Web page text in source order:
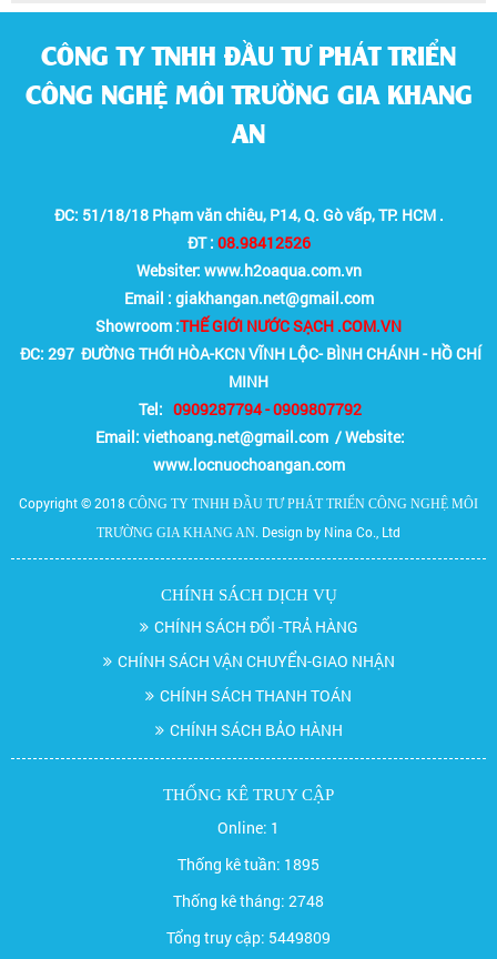
CÔNG TY TNHH ĐẦU TƯ PHÁT TRIỂN
CÔNG NGHỆ MÔI TRƯỜNG GIA KHANG
AN
ĐC: 51/18/18 Phạm văn chiêu, P14, Q. Gò vấp, TP. HCM .
ĐT : 08.98412526
Websiter: www.h2oaqua.com.vn
Email : giakhangan.net@gmail.com
Showroom :THẾ GIỚI NƯỚC SẠCH .COM.VN
ĐC: 297 ĐƯỜNG THỚI HÒA-KCN VĨNH LỘC- BÌNH CHÁNH - HỒ CHÍ
MINH
Tel: 0909287794 - 0909807792
Email: viethoang.net@gmail.com / Website:
www.locnuochoangan.com
Copyright © 2018 CÔNG TY TNHH ĐẦU TƯ PHÁT TRIỂN CÔNG NGHỆ MÔI
TRƯỜNG GIA KHANG AN. Design by Nina Co., Ltd
CHÍNH SÁCH DỊCH VỤ
CHÍNH SÁCH ĐỔI -TRẢ HÀNG
CHÍNH SÁCH VẬN CHUYỂN-GIAO NHẬN
CHÍNH SÁCH THANH TOÁN
CHÍNH SÁCH BẢO HÀNH
THỐNG KÊ TRUY CẬP
Online: 1
Thống kê tuần: 1895
Thống kê tháng: 2748
Tổng truy cập: 5449809